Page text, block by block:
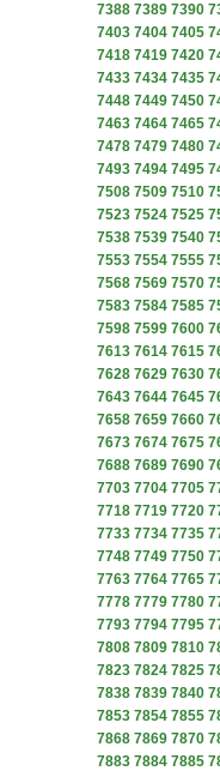
7388 7389 7390
7403 7404 7405
7418 7419 7420
7433 7434 7435
7448 7449 7450
7463 7464 7465
7478 7479 7480
7493 7494 7495
7508 7509 7510
7523 7524 7525
7538 7539 7540
7553 7554 7555
7568 7569 7570
7583 7584 7585
7598 7599 7600
7613 7614 7615
7628 7629 7630
7643 7644 7645
7658 7659 7660
7673 7674 7675
7688 7689 7690
7703 7704 7705
7718 7719 7720
7733 7734 7735
7748 7749 7750
7763 7764 7765
7778 7779 7780
7793 7794 7795
7808 7809 7810
7823 7824 7825
7838 7839 7840
7853 7854 7855
7868 7869 7870
7883 7884 7885